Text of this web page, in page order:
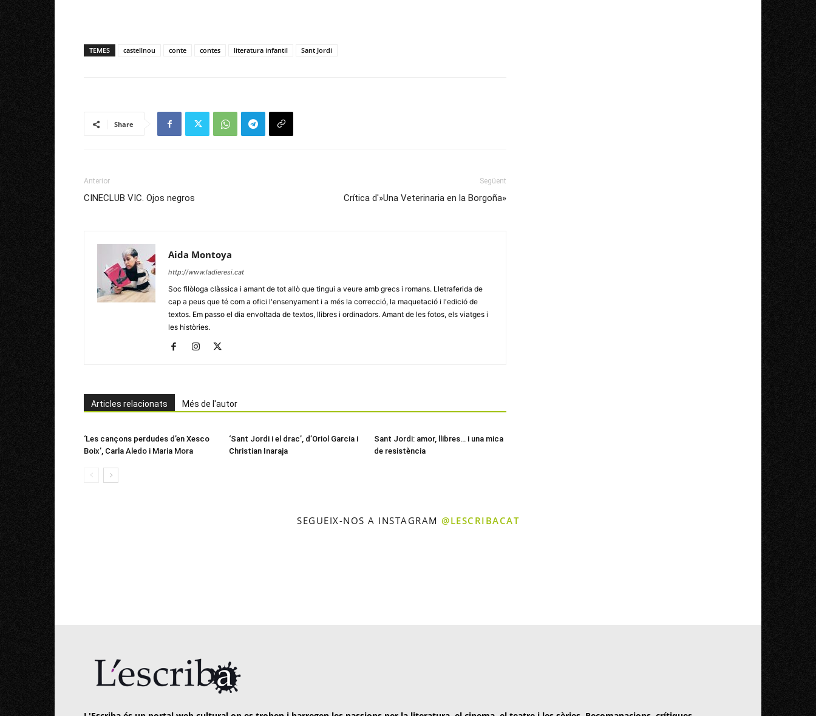
TEMES castellnou conte contes literatura infantil Sant Jordi
Share
Anterior
CINECLUB VIC. Ojos negros
Següent
Crítica d'»Una Veterinaria en la Borgoña»
Aida Montoya
http://www.ladieresi.cat
Soc filòloga clàssica i amant de tot allò que tingui a veure amb grecs i romans. Lletraferida de
cap a peus que té com a ofici l'ensenyament i a més la correcció, la maquetació i l'edició de
textos. Em passo el dia envoltada de textos, llibres i ordinadors. Amant de les fotos, els viatges i
les històries.
Articles relacionats Més de l'autor
‘Les cançons perdudes d’en Xesco
Boix’, Carla Aledo i Maria Mora
‘Sant Jordi i el drac’, d’Oriol Garcia i
Christian Inaraja
Sant Jordi: amor, llibres… i una mica
de resistència
SEGUEIX-NOS A INSTAGRAM @LESCRIBACAT